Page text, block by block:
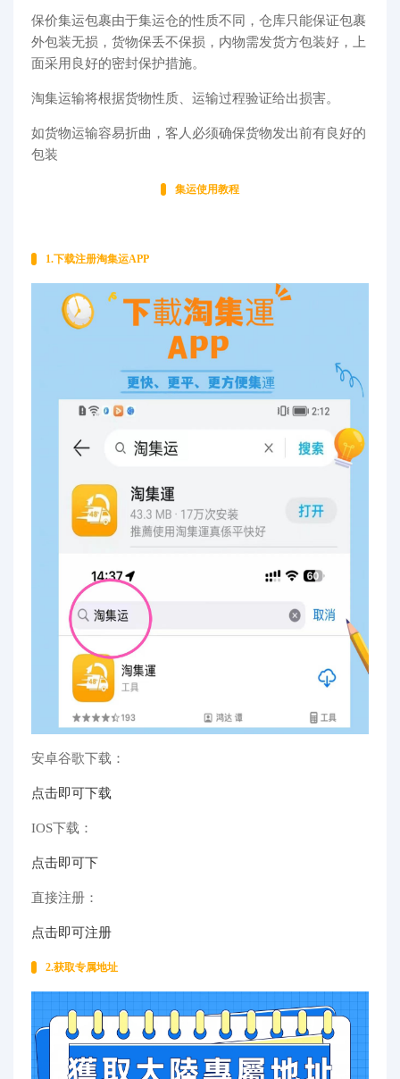
保价集运包裹由于集运仓的性质不同，仓库只能保证包裹
外包装无损，货物保丢不保损，内物需发货方包装好，上
面采用良好的密封保护措施。
淘集运输将根据货物性质、运输过程验证给出损害。
如货物运输容易折曲，客人必须确保货物发出前有良好的
包装
集运使用教程
1.下载注册淘集运APP
安卓谷歌下载：
点击即可下载
IOS下载：
点击即可下
直接注册：
点击即可注册
2.获取专属地址